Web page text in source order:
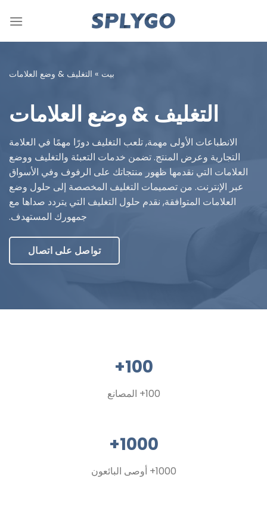
بيت » التغليف & وضع العلامات
التغليف & وضع العلامات
الانطباعات الأولى مهمة, تلعب التغليف دورًا مهمًا في العلامة
التجارية وعرض المنتج. تضمن خدمات التعبئة والتغليف ووضع
العلامات التي نقدمها ظهور منتجاتك على الرفوف وفي الأسواق
عبر الإنترنت. من تصميمات التغليف المخصصة إلى حلول وضع
العلامات المتوافقة, نقدم حلول التغليف التي يتردد صداها مع
جمهورك المستهدف.
تواصل على اتصال
100+
100+ المصانع
1000+
1000+ أوصى البائعون